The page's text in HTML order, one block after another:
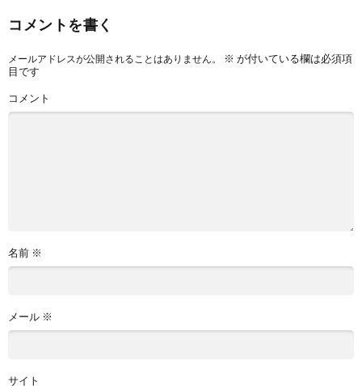
コメントを書く
メールアドレスが公開されることはありません。 ※ が付いている欄は必須項
目です
コメント
名前 ※
メール ※
サイト